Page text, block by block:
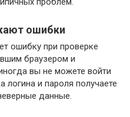
ошибки
ошибку при проверке
браузером и
вы не можете войти
логина и пароля получаете
данные.